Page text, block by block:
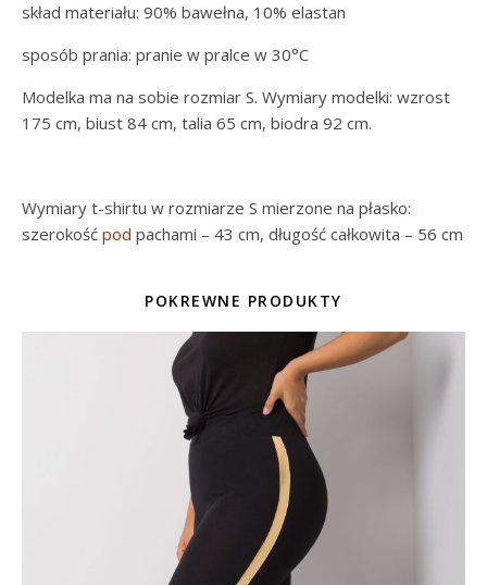
skład materiału: 90% bawełna, 10% elastan
sposób prania: pranie w pralce w 30°C
Modelka ma na sobie rozmiar S. Wymiary modelki: wzrost
175 cm, biust 84 cm, talia 65 cm, biodra 92 cm.
Wymiary t-shirtu w rozmiarze S mierzone na płasko:
szerokość pod pachami – 43 cm, długość całkowita – 56 cm
POKREWNE PRODUKTY